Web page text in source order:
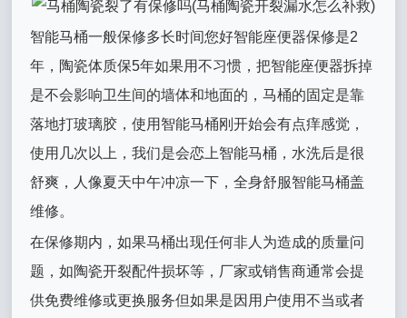
智能马桶一般保修多长时间您好智能座便器保修是2
年，陶瓷体质保5年如果用不习惯，把智能座便器拆掉
是不会影响卫生间的墙体和地面的，马桶的固定是靠
落地打玻璃胶，使用智能马桶刚开始会有点痒感觉，
使用几次以上，我们是会恋上智能马桶，水洗后是很
舒爽，人像夏天中午冲凉一下，全身舒服智能马桶盖
维修。
在保修期内，如果马桶出现任何非人为造成的质量问
题，如陶瓷开裂配件损坏等，厂家或销售商通常会提
供免费维修或更换服务但如果是因用户使用不当或者